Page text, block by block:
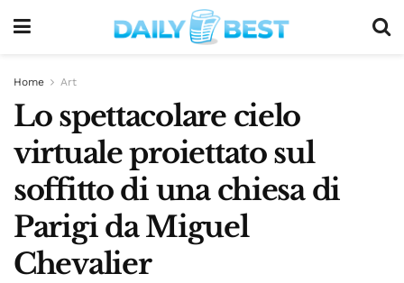
Home Art
Lo spettacolare cielo
virtuale proiettato sul
soffitto di una chiesa di
Parigi da Miguel
Chevalier